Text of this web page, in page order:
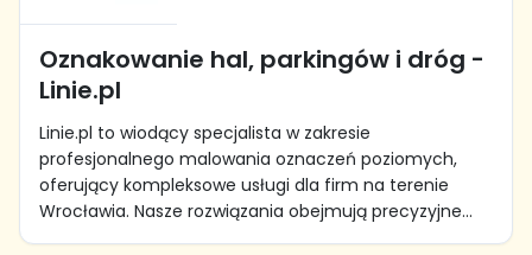
Oznakowanie hal, parkingów i dróg -
Linie.pl
Linie.pl to wiodący specjalista w zakresie
profesjonalnego malowania oznaczeń poziomych,
oferujący kompleksowe usługi dla firm na terenie
Wrocławia. Nasze rozwiązania obejmują precyzyjne...